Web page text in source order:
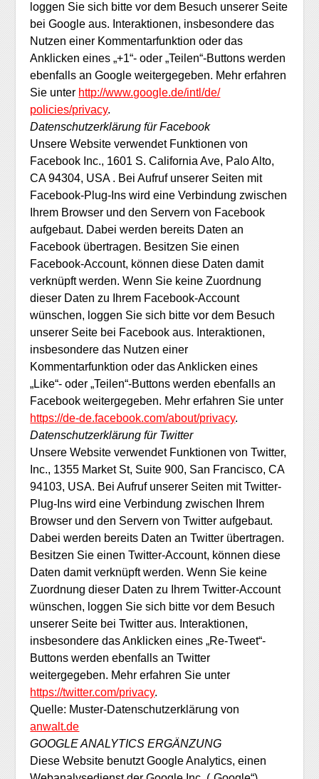
loggen Sie sich bitte vor dem Besuch unserer Seite
bei Google aus. Interaktionen, insbesondere das
Nutzen einer Kommentarfunktion oder das
Anklicken eines „+1“- oder „Teilen“-Buttons werden
ebenfalls an Google weitergegeben. Mehr erfahren
Sie unter http://www.google.de/intl/de/
policies/privacy.
Datenschutzerklärung für Facebook
Unsere Website verwendet Funktionen von
Facebook Inc., 1601 S. California Ave, Palo Alto,
CA 94304, USA . Bei Aufruf unserer Seiten mit
Facebook-Plug-Ins wird eine Verbindung zwischen
Ihrem Browser und den Servern von Facebook
aufgebaut. Dabei werden bereits Daten an
Facebook übertragen. Besitzen Sie einen
Facebook-Account, können diese Daten damit
verknüpft werden. Wenn Sie keine Zuordnung
dieser Daten zu Ihrem Facebook-Account
wünschen, loggen Sie sich bitte vor dem Besuch
unserer Seite bei Facebook aus. Interaktionen,
insbesondere das Nutzen einer
Kommentarfunktion oder das Anklicken eines
„Like“- oder „Teilen“-Buttons werden ebenfalls an
Facebook weitergegeben. Mehr erfahren Sie unter
https://de-de.facebook.com/about/privacy.
Datenschutzerklärung für Twitter
Unsere Website verwendet Funktionen von Twitter,
Inc., 1355 Market St, Suite 900, San Francisco, CA
94103, USA. Bei Aufruf unserer Seiten mit Twitter-
Plug-Ins wird eine Verbindung zwischen Ihrem
Browser und den Servern von Twitter aufgebaut.
Dabei werden bereits Daten an Twitter übertragen.
Besitzen Sie einen Twitter-Account, können diese
Daten damit verknüpft werden. Wenn Sie keine
Zuordnung dieser Daten zu Ihrem Twitter-Account
wünschen, loggen Sie sich bitte vor dem Besuch
unserer Seite bei Twitter aus. Interaktionen,
insbesondere das Anklicken eines „Re-Tweet“-
Buttons werden ebenfalls an Twitter
weitergegeben. Mehr erfahren Sie unter
https://twitter.com/privacy.
Quelle: Muster-Datenschutzerklärung von
anwalt.de
GOOGLE ANALYTICS ERGÄNZUNG
Diese Website benutzt Google Analytics, einen